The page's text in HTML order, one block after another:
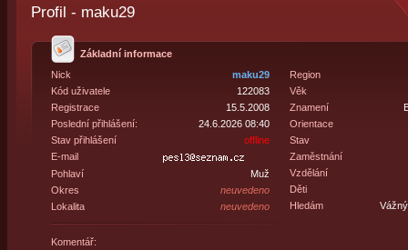
Profil - maku29
Základní informace
Nick
maku29
Kód uživatele
122083
Registrace
15.5.2008
Poslední přihlášení:
24.6.2026 08:40
Stav přihlášení
offline
E-mail
Pohlaví
Muž
Okres
neuvedeno
Lokalita
neuvedeno
Region
Věk
Znamení
Orientace
Stav
Zaměstnání
Vzdělání
Děti
Hledám
Komentář: